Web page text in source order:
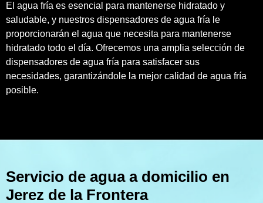
El agua fría es esencial para mantenerse hidratado y
saludable, y nuestros dispensadores de agua fría le
proporcionarán el agua que necesita para mantenerse
hidratado todo el día. Ofrecemos una amplia selección de
dispensadores de agua fría para satisfacer sus
necesidades, garantizándole la mejor calidad de agua fría
posible.
Servicio de agua a domicilio en
Jerez de la Frontera